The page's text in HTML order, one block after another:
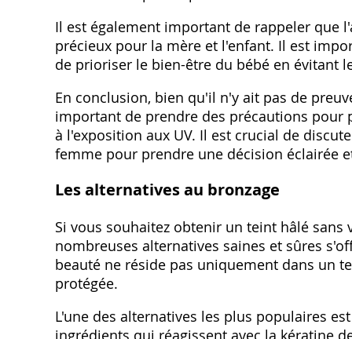
Il est également important de rappeler que
précieux pour la mère et l'enfant. Il est
de prioriser le bien-être du bébé en évitant
En conclusion, bien qu'il n'y ait pas de
important de prendre des précautions pour
à l'exposition aux UV. Il est crucial de
femme pour prendre une décision éclairée
Les alternatives au bronzage
Si vous souhaitez obtenir un teint hâlé sans
nombreuses alternatives saines et sûres
beauté ne réside pas uniquement dans un
protégée.
L'une des alternatives les plus populaires